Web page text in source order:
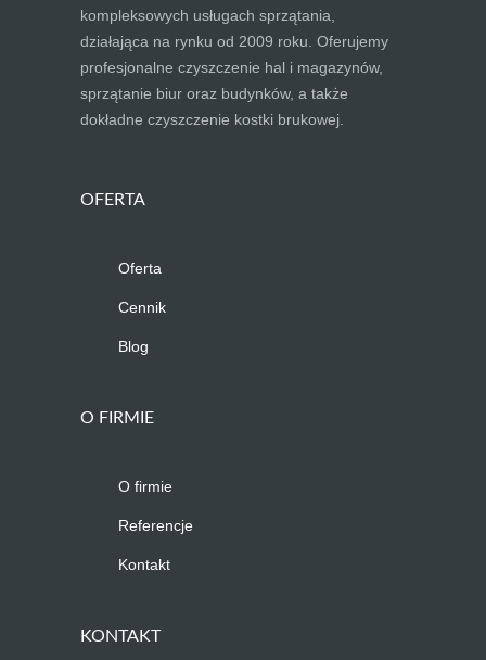
kompleksowych usługach sprzątania,
działająca na rynku od 2009 roku. Oferujemy
profesjonalne czyszczenie hal i magazynów,
sprzątanie biur oraz budynków, a także
dokładne czyszczenie kostki brukowej.
OFERTA
Oferta
Cennik
Blog
O FIRMIE
O firmie
Referencje
Kontakt
KONTAKT